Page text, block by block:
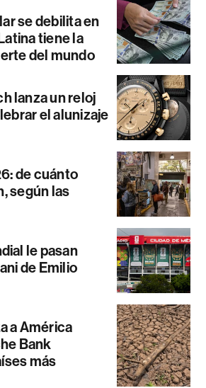
se debilita en
tiene la
del mundo
lanza un reloj
el alunizaje
de cuánto
según las
le pasan
de Emilio
a América
Bank
más